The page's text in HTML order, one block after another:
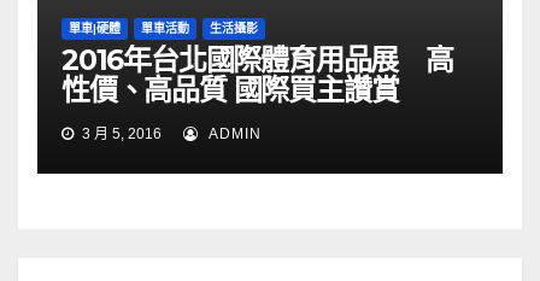
單車|硬體 單車活動 生活攝影
2016年台北國際體育用品展 高
性價、高品質 國際買主讚賞
3 月 5, 2016 ADMIN